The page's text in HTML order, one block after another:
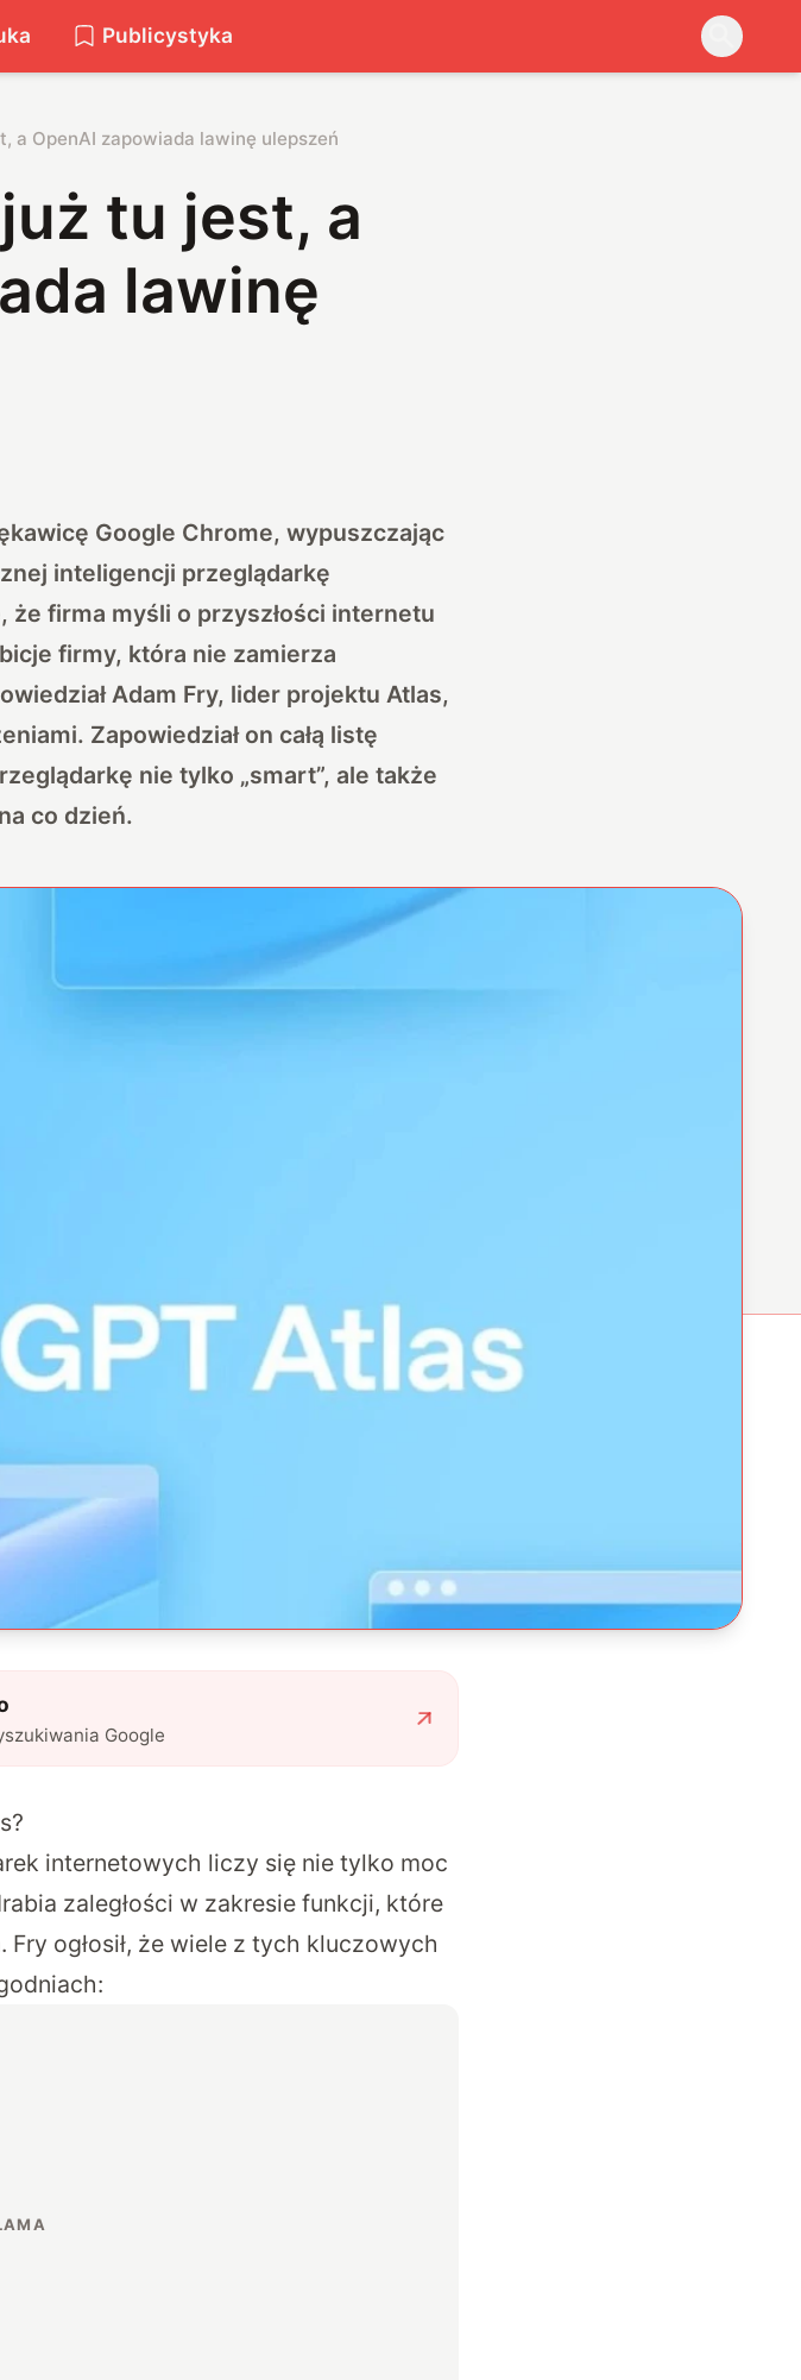
Publicystyka
a OpenAI zapowiada lawinę ulepszeń
tu jest, a
lawinę
Google Chrome, wypuszczając
inteligencji przeglądarkę
firma myśli o przyszłości internetu
firmy, która nie zamierza
Adam Fry, lider projektu Atlas,
. Zapowiedział on całą listę
nie tylko „smart”, ale także
co dzień.
Google
internetowych liczy się nie tylko moc
zaległości w zakresie funkcji, które
ogłosił, że wiele z tych kluczowych